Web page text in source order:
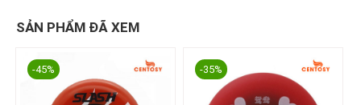
mại 30% ko shop
thanhdat3011 ★★★★★
★★★★★
Mới hốt em nó về đẹp khó cưỡng hài lòng khi mua e nó
Trả lời Thích
SẢN PHẨM ĐÃ XEM
-45% -35%